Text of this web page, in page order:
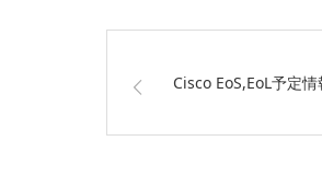
Cisco EoS,EoL予定